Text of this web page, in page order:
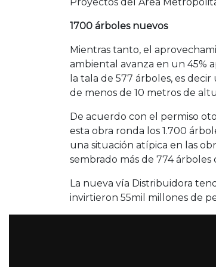
1700 árboles nuevos
Mientras tanto, el
ambiental avanza en un 45%
la tala de 577 árboles, es
de menos de 10 metros de
De acuerdo con el permiso
esta obra ronda los 1.700
una situación atípica en las
sembrado más de 774
La nueva vía Distribuidora
invirtieron 55mil millones de